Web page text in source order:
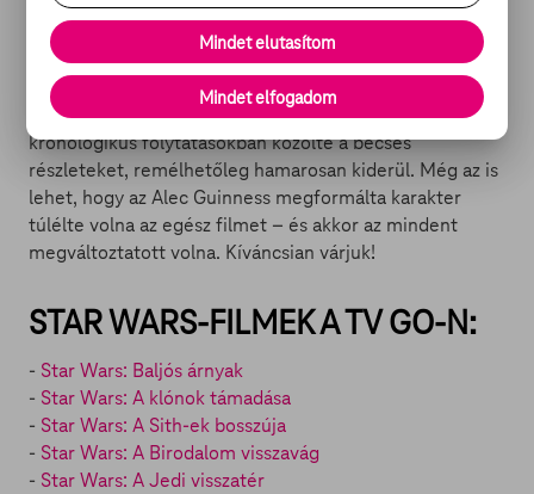
Hogy mi lett volna ezt követően Kenobi sorsa, egyelőre
nem tudni, de mivel Peter Mayhew eddig is
kronologikus folytatásokban közölte a becses
részleteket, remélhetőleg hamarosan kiderül. Még az is
lehet, hogy az Alec Guinness megformálta karakter
túlélte volna az egész filmet – és akkor az mindent
megváltoztatott volna. Kíváncsian várjuk!
STAR WARS-FILMEK A TV GO-N:
- Star Wars: Baljós árnyak
- Star Wars: A klónok támadása
- Star Wars: A Sith-ek bosszúja
- Star Wars: A Birodalom visszavág
- Star Wars: A Jedi visszatér
Mindet elutasítom
Mindet elfogadom